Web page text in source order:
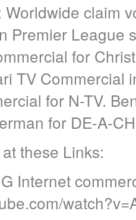
claim
Premier League
for
TV Commercial
for N-TV.
for DE-A-
these Links:
Internet